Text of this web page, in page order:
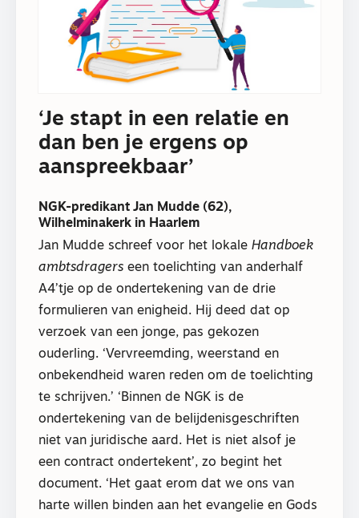
‘Je stapt in een relatie en
dan ben je ergens op
aanspreekbaar’
NGK-predikant Jan Mudde (62),
Wilhelminakerk in Haarlem
Jan Mudde schreef voor het lokale Handboek
ambtsdragers een toelichting van anderhalf
A4’tje op de ondertekening van de drie
formulieren van enigheid. Hij deed dat op
verzoek van een jonge, pas gekozen
ouderling. ‘Vervreemding, weerstand en
onbekendheid waren reden om de toelichting
te schrijven.’ ‘Binnen de NGK is de
ondertekening van de belijdenisgeschriften
niet van juridische aard. Het is niet alsof je
een contract ondertekent’, zo begint het
document. ‘Het gaat erom dat we ons van
harte willen binden aan het evangelie en Gods